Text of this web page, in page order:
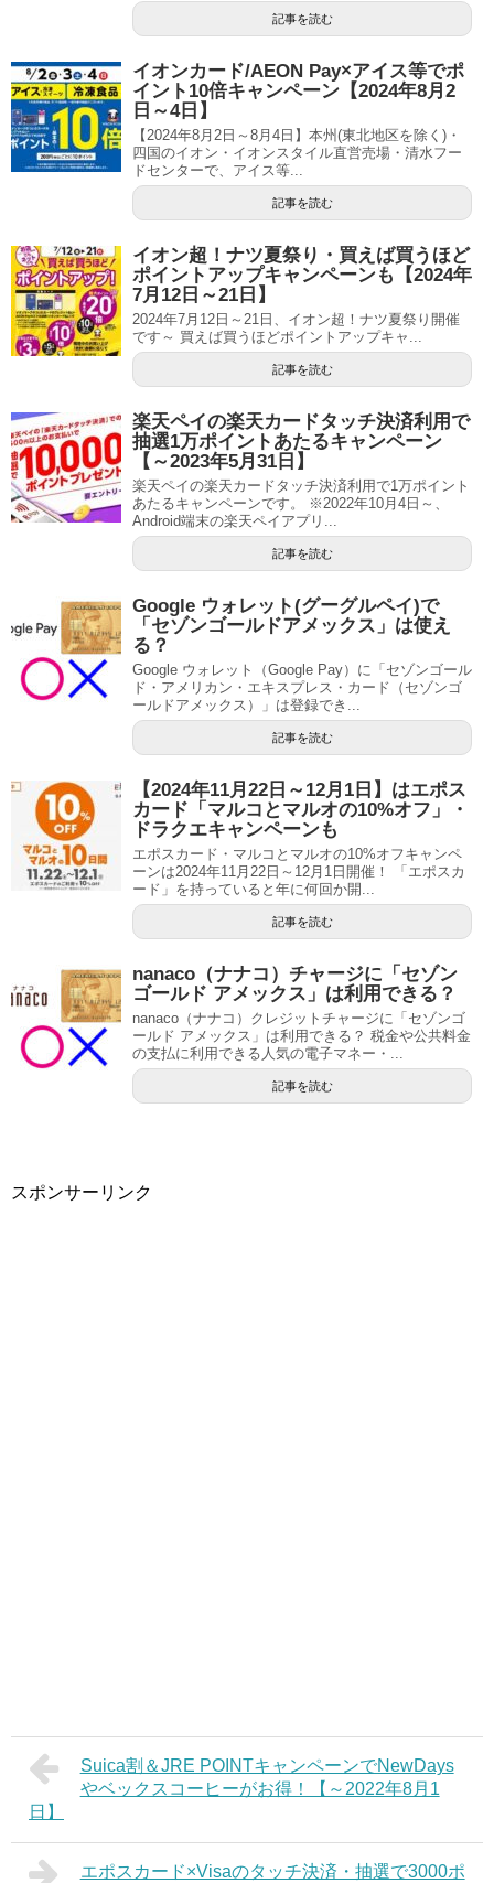
記事を読む
イオンカード/AEON Pay×アイス等でポ
イント10倍キャンペーン【2024年8月2
日～4日】
【2024年8月2日～8月4日】本州(東北地区を除く)・
四国のイオン・イオンスタイル直営売場・清水フー
ドセンターで、アイス等...
記事を読む
イオン超！ナツ夏祭り・買えば買うほど
ポイントアップキャンペーンも【2024年
7月12日～21日】
2024年7月12日～21日、イオン超！ナツ夏祭り開催
です～ 買えば買うほどポイントアップキャ...
記事を読む
楽天ペイの楽天カードタッチ決済利用で
抽選1万ポイントあたるキャンペーン
【～2023年5月31日】
楽天ペイの楽天カードタッチ決済利用で1万ポイント
あたるキャンペーンです。 ※2022年10月4日～、
Android端末の楽天ペイアプリ...
記事を読む
Google ウォレット(グーグルペイ)で
「セゾンゴールドアメックス」は使え
る？
Google ウォレット（Google Pay）に「セゾンゴール
ド・アメリカン・エキスプレス・カード（セゾンゴ
ールドアメックス）」は登録でき...
記事を読む
【2024年11月22日～12月1日】はエポス
カード「マルコとマルオの10%オフ」・
ドラクエキャンペーンも
エポスカード・マルコとマルオの10%オフキャンペ
ーンは2024年11月22日～12月1日開催！ 「エポスカ
ード」を持っていると年に何回か開...
記事を読む
nanaco（ナナコ）チャージに「セゾン
ゴールド アメックス」は利用できる？
nanaco（ナナコ）クレジットチャージに「セゾンゴ
ールド アメックス」は利用できる？ 税金や公共料金
の支払に利用できる人気の電子マネー・...
記事を読む
スポンサーリンク
Suica割＆JRE POINTキャンペーンでNewDays
やベックスコーヒーがお得！【～2022年8月1
日】
エポスカード×Visaのタッチ決済・抽選で3000ポ